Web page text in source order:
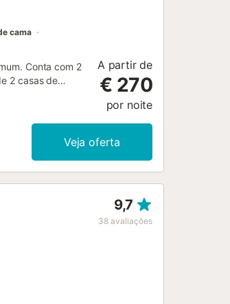
cama
Conta com 2
2 casas de
festas nem
de carro, ideal
A partir de
€ 270
por noite
Veja oferta
9,7
38 avaliações